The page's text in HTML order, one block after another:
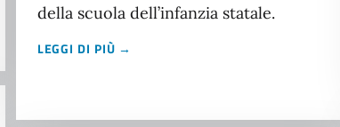
della scuola dell’infanzia statale.
LEGGI DI PIÙ →